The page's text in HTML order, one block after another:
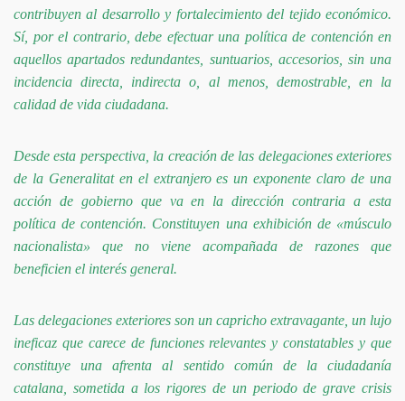
contribuyen al desarrollo y fortalecimiento del tejido económico.
Sí, por el contrario, debe efectuar una política de contención en
aquellos apartados redundantes, suntuarios, acceso­rios, sin una
incidencia directa, indirecta o, al menos, demostrable, en la
calidad de vida ciudadana.
Desde esta perspectiva, la creación de las delegacio­nes exteriores
de la Generalitat en el extranjero es un exponente claro de una
acción de gobierno que va en la dirección contraria a esta
política de contención. Constituyen una exhibición de «músculo
nacionalista» que no viene acompañada de razones que
beneficien el interés general.
Las delegaciones exteriores son un capricho extravagan­te, un lujo
ineficaz que carece de funciones relevantes y constatables y que
constituye una afrenta al sentido común de la ciudadanía
catalana, sometida a los rigores de un periodo de grave crisis